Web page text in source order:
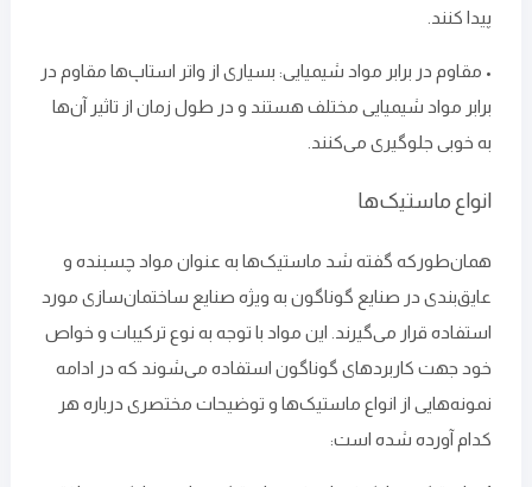
پیدا کنند.
• مقاوم در برابر مواد شیمیایی: بسیاری از واتر استاپ‌ها مقاوم در
برابر مواد شیمیایی مختلف هستند و در طول زمان از تاثیر آن‌ها
به ‌خوبی جلوگیری می‌کنند.
انواع ماستیک‌ها
همان‌طورکه گفته شد ماستیک‌ها به‌ عنوان مواد چسبنده و
عایق‌بندی‌ در صنایع گوناگون به‌ ویژه صنایع ساختمان‌سازی مورد
استفاده قرار می‌گیرند. این مواد با توجه به نوع ترکیبات و خواص
خود جهت کاربردهای گوناگون استفاده می‌شوند که در ادامه
نمونه‌هایی از انواع ماستیک‌ها و توضیحات مختصری درباره هر
کدام آورده شده است: